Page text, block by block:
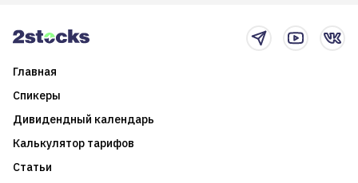
Главная
Спикеры
Дивидендный календарь
Калькулятор тарифов
Статьи